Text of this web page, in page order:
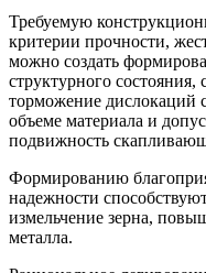
Требуемую
критерии прочности,
можно создать
структурного
торможение дислокаций
объеме материала и
подвижность
Формированию
надежности
измельчение зерна,
металла.